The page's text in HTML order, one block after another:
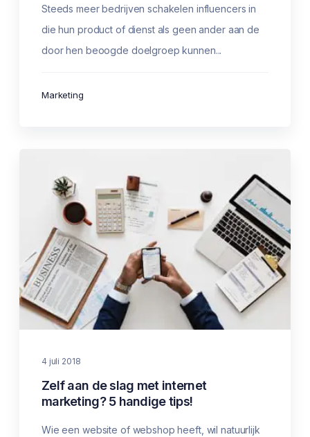
Steeds meer bedrijven schakelen influencers in
die hun product of dienst als geen ander aan de
door hen beoogde doelgroep kunnen...
Marketing
4 juli 2018
Zelf aan de slag met internet
marketing? 5 handige tips!
Wie een website of webshop heeft, wil natuurlijk